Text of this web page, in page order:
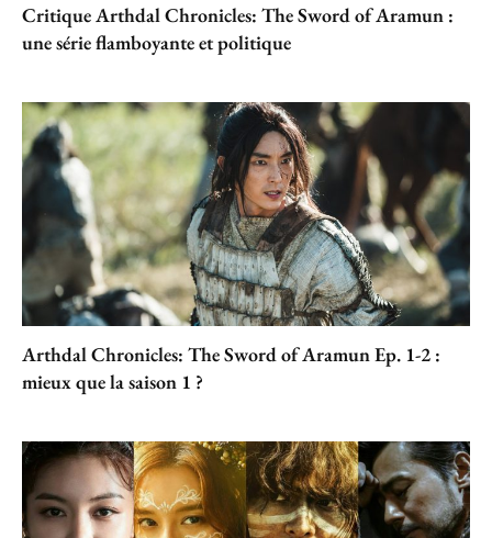
Critique Arthdal Chronicles: The Sword of Aramun :
une série flamboyante et politique
Arthdal Chronicles: The Sword of Aramun Ep. 1-2 :
mieux que la saison 1 ?